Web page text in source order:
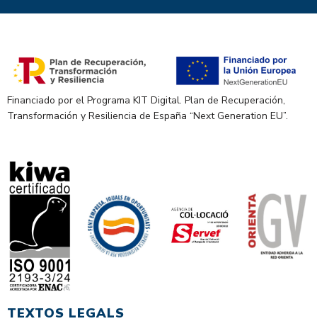
Financiado por el Programa KIT Digital. Plan de Recuperación,
Transformación y Resiliencia de España “Next Generation EU”.
TEXTOS LEGALS